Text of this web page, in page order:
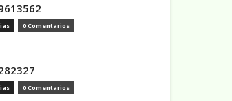
0 Comentarios
0 Comentarios